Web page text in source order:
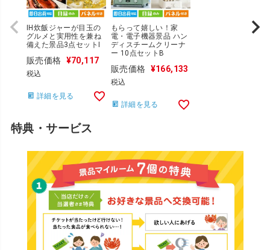
IH炊飯ジャーが目玉の
グルメと実用性を兼ね
備えた景品3点セットI
販売価格 ¥70,117
税込
詳細を見る
もらって嬉しい！家
電・電子機器景品 ハン
ディスチームクリーナ
ー 10点セットB
販売価格 ¥166,133
税込
詳細を見る
特典・サービス